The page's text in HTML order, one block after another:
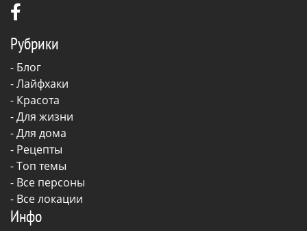
Рубрики
- Блог
-Лайфхаки
- Красота
-Для жизни
-Для дома
- Рецепты
- Топ темы
- Все персоны
- Все локации
Инфо